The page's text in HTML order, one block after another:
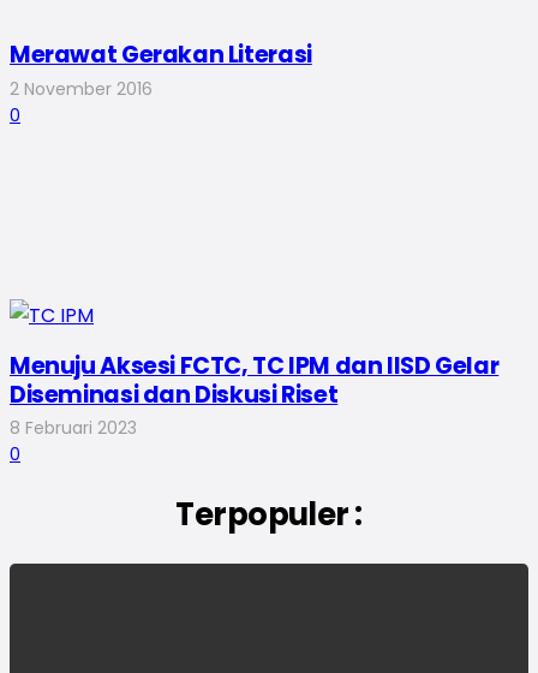
Merawat Gerakan Literasi
2 November 2016
0
Menuju Aksesi FCTC, TC IPM dan IISD Gelar
Diseminasi dan Diskusi Riset
8 Februari 2023
0
Terpopuler :